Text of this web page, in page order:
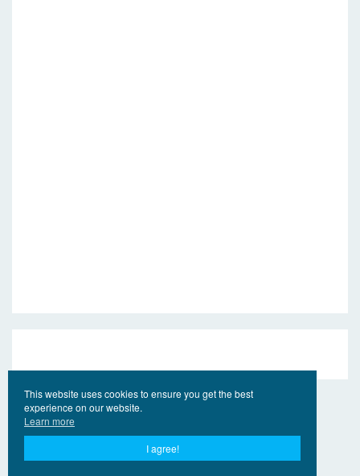
This website uses cookies to ensure you get the best
experience on our website.
Learn more
I agree!